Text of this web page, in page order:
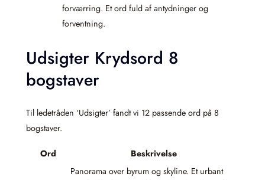
forværring. Et ord fuld af antydninger og
forventning.
Udsigter Krydsord 8
bogstaver
Til ledetråden ‘Udsigter’ fandt vi 12 passende ord på 8
bogstaver.
Ord Beskrivelse
Panorama over byrum og skyline. Et urbant